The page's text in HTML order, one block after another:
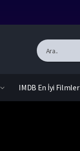
IMDB En İyi Filmler